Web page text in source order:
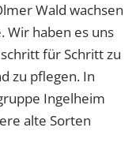
Wald wachsen
Wir haben es uns
für Schritt zu
zu pflegen. In
Ingelheim
alte Sorten